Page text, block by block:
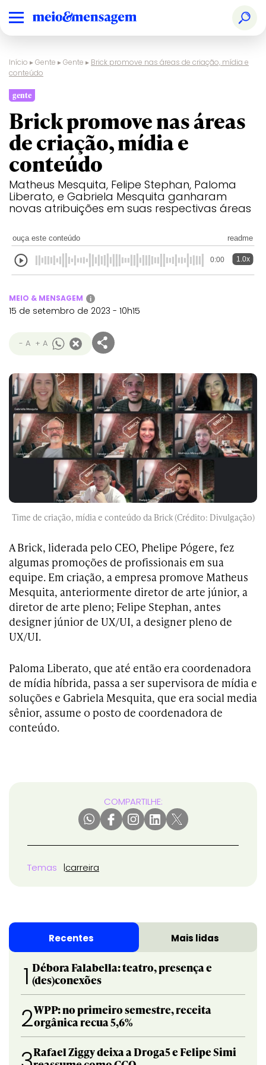
Início ▸Gente ▸Gente ▸ Brick promove nas áreas de criação, mídia e
conteúdo
gente
Brick promove nas áreas
de criação, mídia e
conteúdo
Matheus Mesquita, Felipe Stephan, Paloma
Liberato, e Gabriela Mesquita ganharam
novas atribuições em suas respectivas áreas
ouça este conteúdo readme
0:00 1.0x
MEIO & MENSAGEM i
15 de setembro de 2023 - 10h15
- A + A
Time de criação, mídia e conteúdo da Brick (Crédito: Divulgação)
A Brick, liderada pelo CEO, Phelipe Pógere, fez
algumas promoções de profissionais em sua
equipe. Em criação, a empresa promove Matheus
Mesquita, anteriormente diretor de arte júnior, a
diretor de arte pleno; Felipe Stephan, antes
designer júnior de UX/UI, a designer pleno de
UX/UI.
Paloma Liberato, que até então era coordenadora
de mídia híbrida, passa a ser supervisora de mídia e
soluções e Gabriela Mesquita, que era social media
sênior, assume o posto de coordenadora de
conteúdo.
COMPARTILHE:
Temas carreira
Recentes Mais lidas
1 Débora Falabella: teatro, presença e
(des)conexões
2WPP: no primeiro semestre, receita
orgânica recua 5,6%
Rafael Ziggy deixa a Droga5 e Felipe Simi